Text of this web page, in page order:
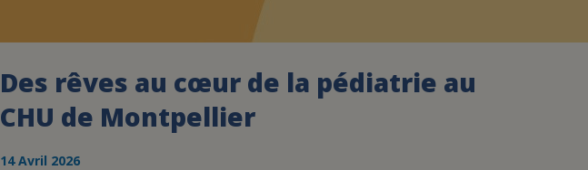
Des rêves au cœur de la pédiatrie au
CHU de Montpellier
14 Avril 2026